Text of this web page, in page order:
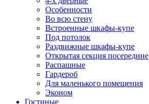
Особенности
Во всю стену
Встроенные шкафы-купе
Под потолок
Раздвижные шкафы-купе
Открытая секция посередине
Распашные
Гардероб
Для маленького помещения
Эконом
Гостиные